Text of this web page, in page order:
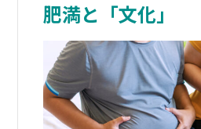
肥満と「文化」